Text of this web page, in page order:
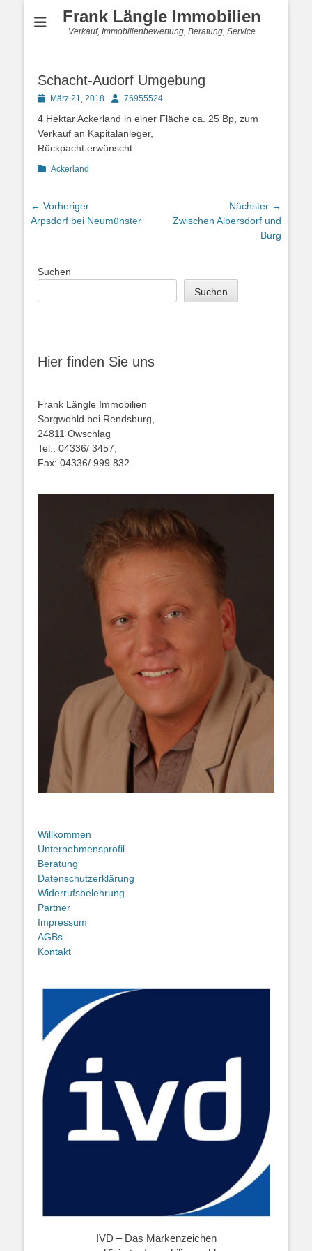
Frank Längle Immobilien
Verkauf, Immobilienbewertung, Beratung, Service
Schacht-Audorf Umgebung
PostedMärz 21, 2018 Autor76955524
4 Hektar Ackerland in einer Fläche ca. 25 Bp, zum
Verkauf an Kapitalanleger,
Rückpacht erwünscht
Kategorien
Ackerland
Beitragsnavigation
← Vorheriger
Vorheriger
Arpsdorf bei Neumünster
Nächster →
Nächster
Zwischen Albersdorf und
Burg
Suchen
Suchen
Hier finden Sie uns
Frank Längle Immobilien
Sorgwohld bei Rendsburg,
24811 Owschlag
Tel.: 04336/ 3457,
Fax: 04336/ 999 832
Willkommen
Unternehmensprofil
Beratung
Datenschutzerklärung
Widerrufsbelehrung
Partner
Impressum
AGBs
Kontakt
IVD – Das Markenzeichen